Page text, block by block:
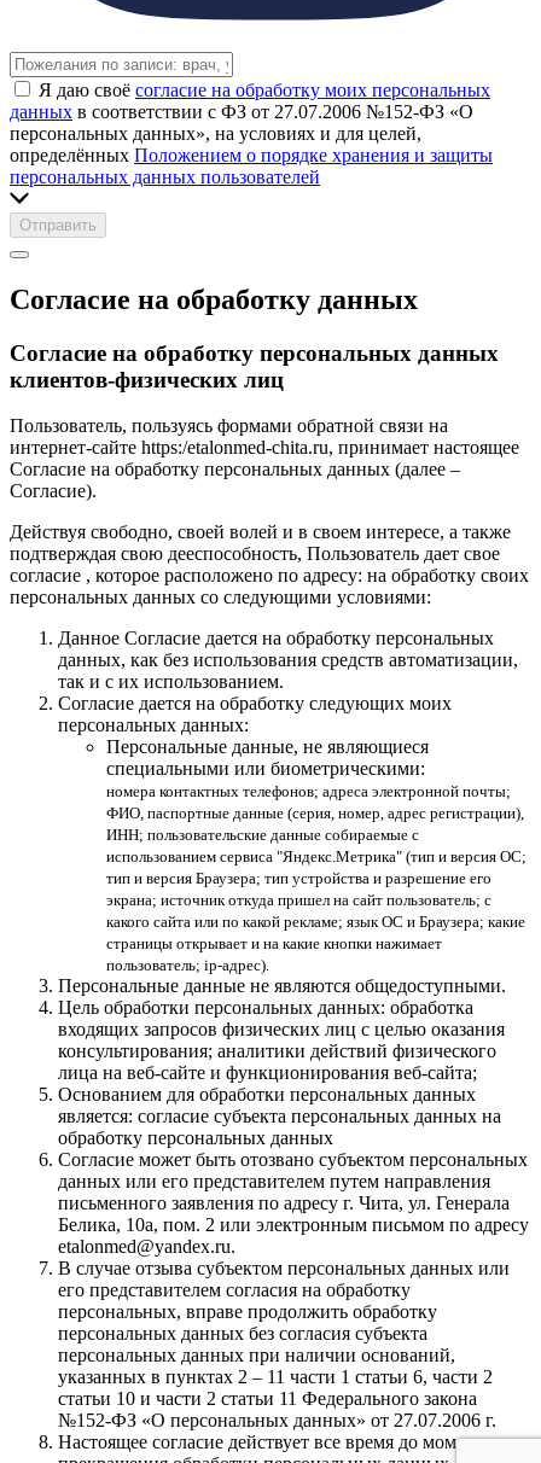
Я даю своё согласие на обработку моих персональных
данных в соответствии с ФЗ от 27.07.2006 №152-ФЗ «О
персональных данных», на условиях и для целей,
определённых Положением о порядке хранения и защиты
персональных данных пользователей
Отправить
Согласие на обработку данных
Согласие на обработку персональных данных
клиентов-физических лиц
Пользователь, пользуясь формами обратной связи на
интернет-сайте https:/etalonmed-chita.ru, принимает настоящее
Согласие на обработку персональных данных (далее –
Согласие).
Действуя свободно, своей волей и в своем интересе, а также
подтверждая свою дееспособность, Пользователь дает свое
согласие , которое расположено по адресу: на обработку своих
персональных данных со следующими условиями:
Данное Согласие дается на обработку персональных
данных, как без использования средств автоматизации,
так и с их использованием.
Согласие дается на обработку следующих моих
персональных данных:
Персональные данные, не являющиеся
специальными или биометрическими:
номера контактных телефонов; адреса электронной почты;
ФИО, паспортные данные (серия, номер, адрес регистрации),
ИНН; пользовательские данные собираемые с
использованием сервиса "Яндекс.Метрика" (тип и версия ОС;
тип и версия Браузера; тип устройства и разрешение его
экрана; источник откуда пришел на сайт пользователь; с
какого сайта или по какой рекламе; язык ОС и Браузера; какие
страницы открывает и на какие кнопки нажимает
пользователь; ip-адрес).
Персональные данные не являются общедоступными.
Цель обработки персональных данных: обработка
входящих запросов физических лиц с целью оказания
консультирования; аналитики действий физического
лица на веб-сайте и функционирования веб-сайта;
Основанием для обработки персональных данных
является: согласие субъекта персональных данных на
обработку персональных данных
Согласие может быть отозвано субъектом персональных
данных или его представителем путем направления
письменного заявления по адресу г. Чита, ул. Генерала
Белика, 10а, пом. 2 или электронным письмом по адресу
etalonmed@yandex.ru.
В случае отзыва субъектом персональных данных или
его представителем согласия на обработку
персональных, вправе продолжить обработку
персональных данных без согласия субъекта
персональных данных при наличии оснований,
указанных в пунктах 2 – 11 части 1 статьи 6, части 2
статьи 10 и части 2 статьи 11 Федерального закона
№152-ФЗ «О персональных данных» от 27.07.2006 г.
Настоящее согласие действует все время до момента